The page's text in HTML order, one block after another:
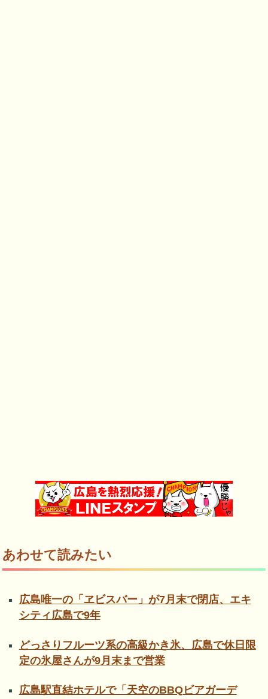
あわせて読みたい
広島唯一の「ヱビスバー」が7月末で閉店、エキ
シティ広島で9年
どっさりフルーツ系の高級かき氷、広島で休日限
定の氷屋さんが9月末まで営業
広島駅直結ホテルで「天空のBBQビアガーデ